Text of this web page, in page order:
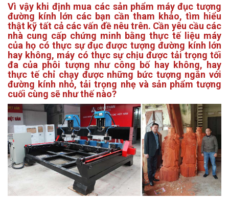
Vì vậy khi định mua các sản phẩm máy đục tượng
đường kính lớn các bạn cần tham khảo, tìm hiểu
thật kỹ tất cả các vấn đề nêu trên. Cần yêu cầu các
nhà cung cấp chứng minh bằng thực tế liệu máy
của họ có thực sự đục được tượng đường kính lớn
hay không, máy có thực sự chịu được tải trọng tối
đa của phôi tượng như công bố hay không, hay
thực tế chỉ chạy được những bức tượng ngắn với
đường kính nhỏ, tải trọng nhẹ và sản phẩm tượng
cuối cùng sẽ như thế nào?